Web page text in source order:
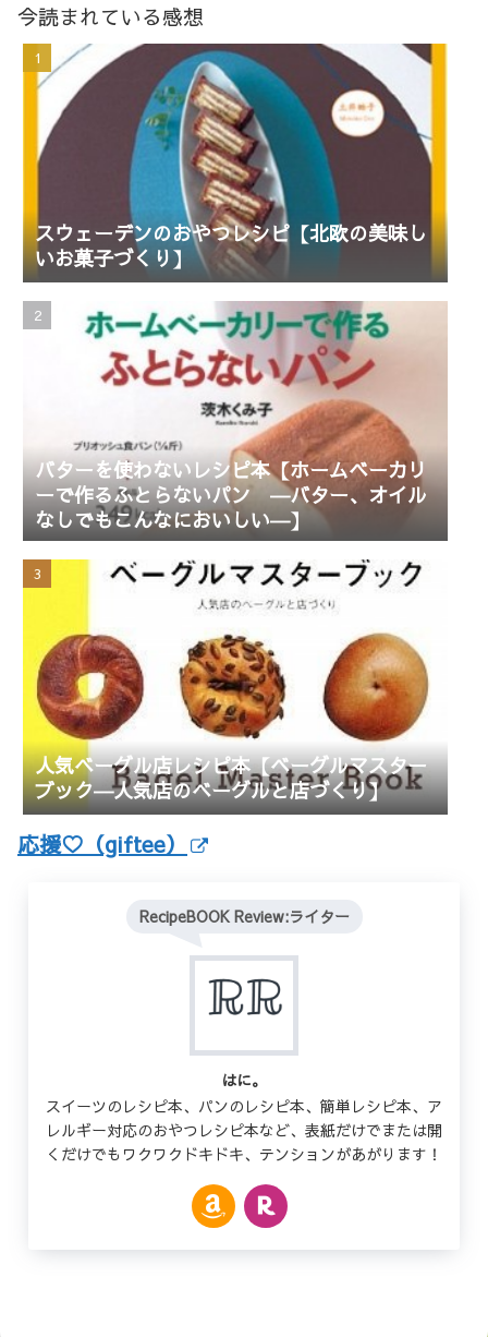
今読まれている感想
スウェーデンのおやつレシピ【北欧の美味し
いお菓子づくり】
バターを使わないレシピ本【ホームベーカリ
ーで作るふとらないパン ―バター、オイル
なしでもこんなにおいしい―】
人気ベーグル店レシピ本【ベーグルマスター
ブック―人気店のベーグルと店づくり】
応援♡（giftee）
RecipeBOOK Review:ライター
はに。
スイーツのレシピ本、パンのレシピ本、簡単レシピ本、ア
レルギー対応のおやつレシピ本など、表紙だけでまたは開
くだけでもワクワクドキドキ、テンションがあがります！